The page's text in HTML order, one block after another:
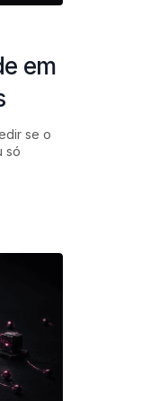
em
se o
só